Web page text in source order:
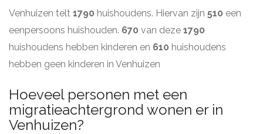
Venhuizen telt 1790 huishoudens. Hiervan zijn 510 een
eenpersoons huishouden. 670 van deze 1790
huishoudens hebben kinderen en 610 huishoudens
hebben geen kinderen in Venhuizen
Hoeveel personen met een
migratieachtergrond wonen er in
Venhuizen?